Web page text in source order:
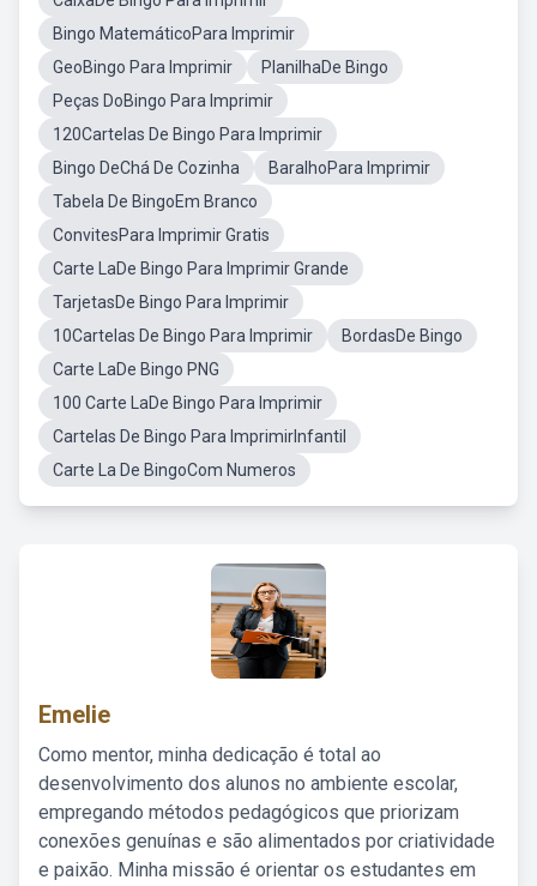
Bingo MatemáticoPara Imprimir
GeoBingo Para Imprimir
PlanilhaDe Bingo
Peças DoBingo Para Imprimir
120Cartelas De Bingo Para Imprimir
Bingo DeChá De Cozinha
BaralhoPara Imprimir
Tabela De BingoEm Branco
ConvitesPara Imprimir Gratis
Carte LaDe Bingo Para Imprimir Grande
TarjetasDe Bingo Para Imprimir
10Cartelas De Bingo Para Imprimir
BordasDe Bingo
Carte LaDe Bingo PNG
100 Carte LaDe Bingo Para Imprimir
Cartelas De Bingo Para ImprimirInfantil
Carte La De BingoCom Numeros
Emelie
Como mentor, minha dedicação é total ao
desenvolvimento dos alunos no ambiente escolar,
empregando métodos pedagógicos que priorizam
conexões genuínas e são alimentados por criatividade
e paixão. Minha missão é orientar os estudantes em